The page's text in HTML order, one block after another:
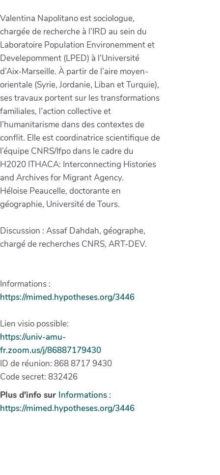
Valentina Napolitano est sociologue,
chargée de recherche à l’IRD au sein du
Laboratoire Population Environemment et
Develepomment (LPED) à l’Université
d’Aix-Marseille. À partir de l’aire moyen-
orientale (Syrie, Jordanie, Liban et Turquie),
ses travaux portent sur les transformations
familiales, l’action collective et
l’humanitarisme dans des contextes de
conflit. Elle est coordinatrice scientifique de
l’équipe CNRS/Ifpo dans le cadre du
H2020 ITHACA: Interconnecting Histories
and Archives for Migrant Agency.
Héloise Peaucelle, doctorante en
géographie, Université de Tours.
Discussion : Assaf Dahdah, géographe,
chargé de recherches CNRS, ART-DEV.
Informations :
https://mimed.hypotheses.org/3446
Lien visio possible:
https://univ-amu-
fr.zoom.us/j/86887179430
ID de réunion: 868 8717 9430
Code secret: 832426
Plus d'info sur Informations :
https://mimed.hypotheses.org/3446